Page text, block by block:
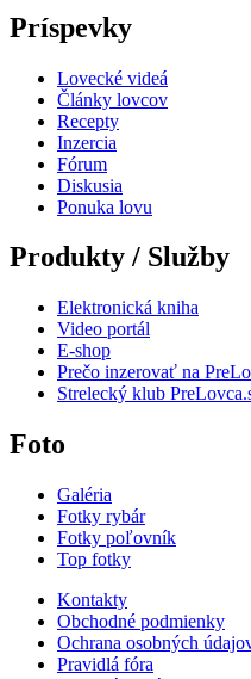
Príspevky
Lovecké videá
Články lovcov
Recepty
Inzercia
Fórum
Diskusia
Ponuka lovu
Produkty / Služby
Elektronická kniha
Video portál
E-shop
Prečo inzerovať na
Strelecký klub
Foto
Galéria
Fotky rybár
Fotky poľovník
Top fotky
Kontakty
Obchodné podmienky
Ochrana osobných
Pravidlá fóra